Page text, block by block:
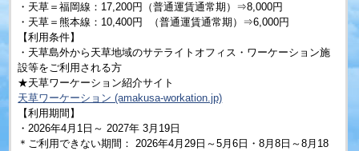
・天草＝福岡線：17,200円（普通運賃通常期）⇒8,000円
・天草＝熊本線：10,400円 （普通運賃通常期）⇒6,000円
【利用条件】
・天草島外から天草地域のサテライトオフィス・ワーケーション施
設等をご利用される方
★天草ワーケーション紹介サイト
天草ワーケーション (amakusa-workation.jp)
【利用期間】
・2026年4月1日～ 2027年 3月19日
＊ご利用できない期間： 2026年4月29日～5月6日・8月8日～8月18